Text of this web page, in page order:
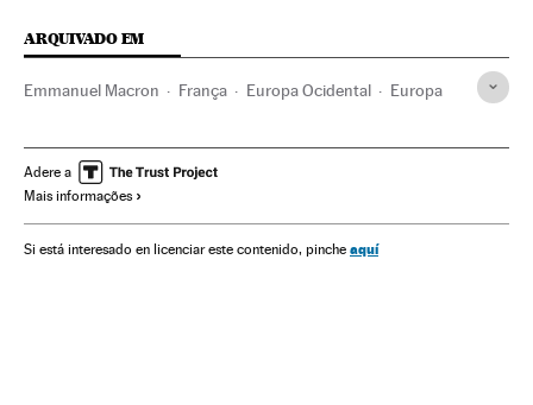
ARQUIVADO EM
Emmanuel Macron França Europa Ocidental Europa
Adere a
Mais informações
Si está interesado en licenciar este contenido, pinche aquí